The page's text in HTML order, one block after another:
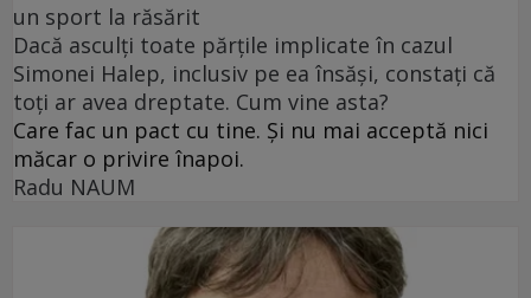
un sport la răsărit
Dacă asculți toate părțile implicate în cazul
Simonei Halep, inclusiv pe ea însăși, constați că
toți ar avea dreptate. Cum vine asta?
Care fac un pact cu tine. Și nu mai acceptă nici
măcar o privire înapoi.
Radu NAUM